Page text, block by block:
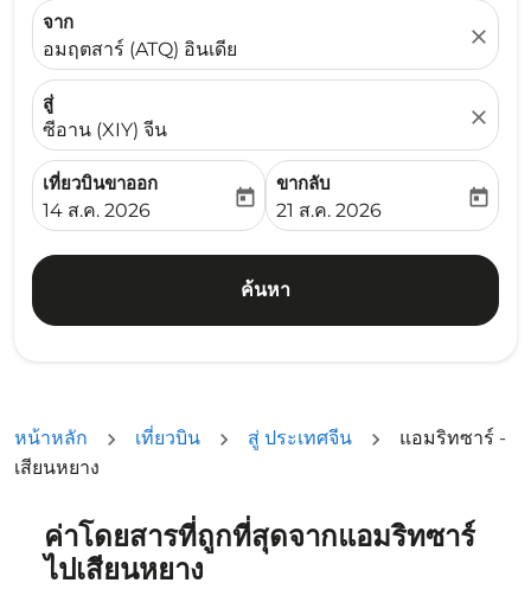
จาก
อมฤตสาร์ (ATQ) อินเดีย
close
สู่
ซีอาน (XIY) จีน
close
เที่ยวบินขาออก
fc-booking-departure-date-aria-label
14 ส.ค. 2026
today
ขากลับ
fc-booking-return-date-
21 ส.ค. 2026
today
ค้นหา
หน้าหลัก เที่ยวบิน สู่ ประเทศจีน
แอมริทซาร์ -
เสียนหยาง
ค่าโดยสารที่ถูกที่สุดจากแอมริทซาร์
ไปเสียนหยาง
ลองอัปเดตเส้นทางของคุณ (ต้นทางและ/หรือปลายทาง) หรื